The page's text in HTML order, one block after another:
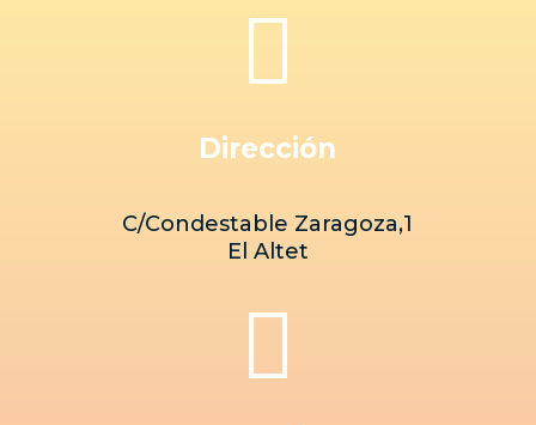

Dirección
C/Condestable Zaragoza,1
El Altet
